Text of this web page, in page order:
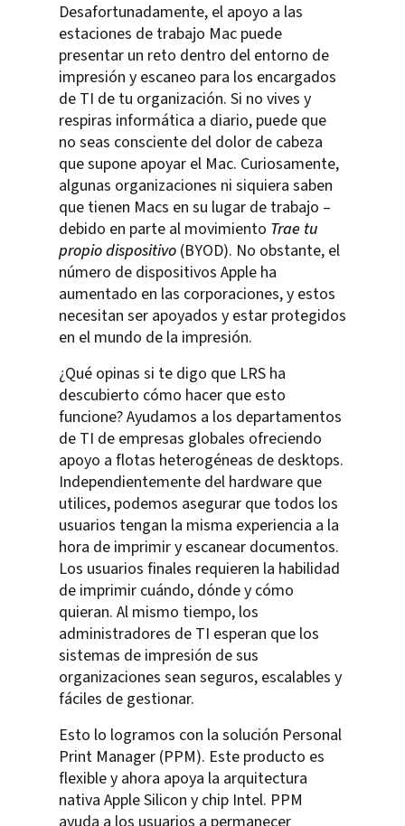
Desafortunadamente, el apoyo a las
estaciones de trabajo Mac puede
presentar un reto dentro del entorno de
impresión y escaneo para los encargados
de TI de tu organización. Si no vives y
respiras informática a diario, puede que
no seas consciente del dolor de cabeza
que supone apoyar el Mac. Curiosamente,
algunas organizaciones ni siquiera saben
que tienen Macs en su lugar de trabajo –
debido en parte al movimiento Trae tu
propio dispositivo (BYOD). No obstante, el
número de dispositivos Apple ha
aumentado en las corporaciones, y estos
necesitan ser apoyados y estar protegidos
en el mundo de la impresión.
¿Qué opinas si te digo que LRS ha
descubierto cómo hacer que esto
funcione? Ayudamos a los departamentos
de TI de empresas globales ofreciendo
apoyo a flotas heterogéneas de desktops.
Independientemente del hardware que
utilices, podemos asegurar que todos los
usuarios tengan la misma experiencia a la
hora de imprimir y escanear documentos.
Los usuarios finales requieren la habilidad
de imprimir cuándo, dónde y cómo
quieran. Al mismo tiempo, los
administradores de TI esperan que los
sistemas de impresión de sus
organizaciones sean seguros, escalables y
fáciles de gestionar.
Esto lo logramos con la solución Personal
Print Manager (PPM). Este producto es
flexible y ahora apoya la arquitectura
nativa Apple Silicon y chip Intel. PPM